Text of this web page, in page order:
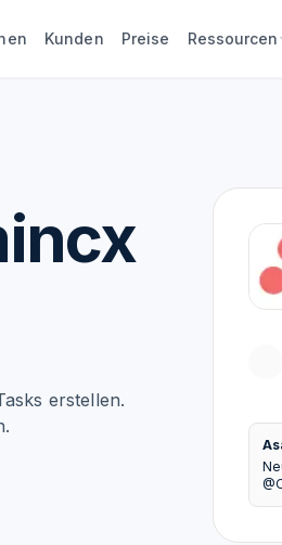
Kunden Preise Ressourcen
erstellen.